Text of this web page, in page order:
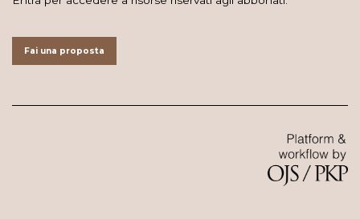
Fai una proposta